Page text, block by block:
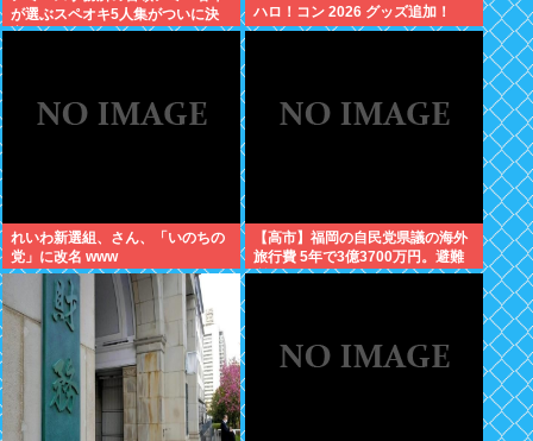
が選ぶスペオキ5人集がついに決
定してしまう
ハロ！コン 2026 グッズ追加！
れいわ新選組、さん、「いのちの
党」に改名 www
【高市】福岡の自民党県議の海外
旅行費 5年で3億3700万円。避難
所で使えるテント 1個2万円。